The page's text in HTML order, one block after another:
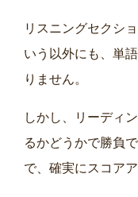
リスニングセクシ
いう以外にも、単
りません。
しかし、リーディ
るかどうかで勝負
で、確実にスコア